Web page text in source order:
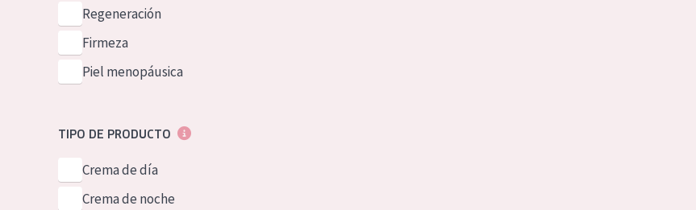
German
Spanish
Greek
Regeneración
Firmeza
Piel menopáusica
TIPO DE PRODUCTO
Crema de día
Crema de noche